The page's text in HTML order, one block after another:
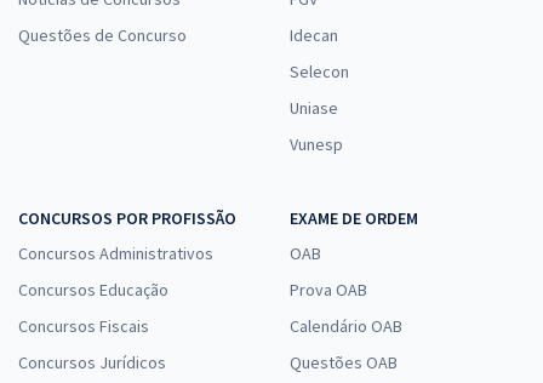
Questões de Concurso
Idecan
Selecon
Uniase
Vunesp
CONCURSOS POR PROFISSÃO
Concursos Administrativos
Concursos Educação
Concursos Fiscais
Concursos Jurídicos
EXAME DE ORDEM
OAB
Prova OAB
Calendário OAB
Questões OAB